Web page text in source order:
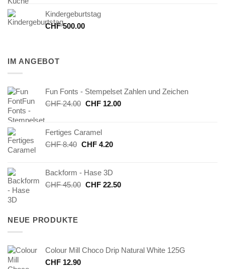
Kindergeburtstag
CHF500.00
IM ANGEBOT
Fun Fonts - Stempelset Zahlen und Zeichen
CHF24.00 Ursprünglicher
CHF 24.00
CHF12.00Aktueller
Fertiges Caramel
CHF8.40 Ursprünglicher
CHF 8.40
CHF4.20Aktueller
CHF 4.20.
Backform - Hase 3D
CHF45.00 Ursprünglicher
CHF22.50Aktueller
NEUE PRODUKTE
Colour Mill Choco Drip Natural White 125G
CHF 12.90